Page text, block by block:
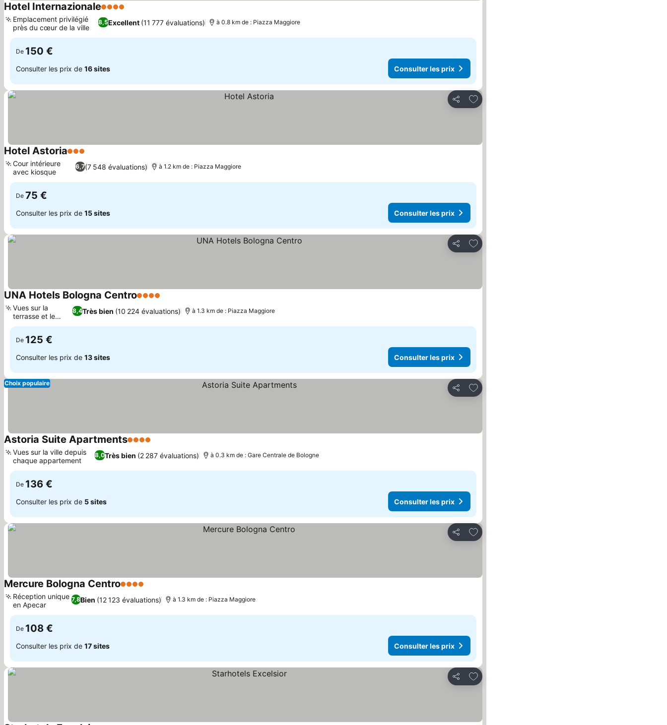
Hotel Internazionale4 Étoiles
8,5Excellent (11 777 évaluations)
Emplacement privilégié
près du cœur de la ville
à 0.8 km de : Piazza Maggiore
De 150 €
Consulter les prix de 16 sites Consulter les prix
Partager
Ajouter à mes favoris
Hotel Astoria3 Étoiles
6,7(7 548 évaluations)
Cour intérieure
avec kiosque
à 1.2 km de : Piazza Maggiore
De 75 €
Consulter les prix de 15 sites Consulter les prix
Partager
Ajouter à mes favoris
UNA Hotels Bologna Centro4 Étoiles
8,4Très bien (10 224 évaluations)
Vues sur la
terrasse et le
jardin
à 1.3 km de : Piazza Maggiore
De 125 €
Consulter les prix de 13 sites Consulter les prix
Partager
Ajouter à mes favoris
Choix populaire
Astoria Suite Apartments4 Étoiles
8,0Très bien (2 287 évaluations)
Vues sur la ville depuis
chaque appartement
à 0.3 km de : Gare Centrale de Bologne
De 136 €
Consulter les prix de 5 sites Consulter les prix
Partager
Ajouter à mes favoris
Mercure Bologna Centro4 Étoiles
7,8Bien (12 123 évaluations)
Réception unique
en Apecar
à 1.3 km de : Piazza Maggiore
De 108 €
Consulter les prix de 17 sites Consulter les prix
Partager
Ajouter à mes favoris